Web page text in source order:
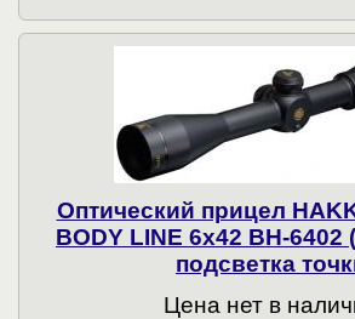
Оптический прицел
BODY LINE 6x42 BH-6402
подсветка
Цена нет в